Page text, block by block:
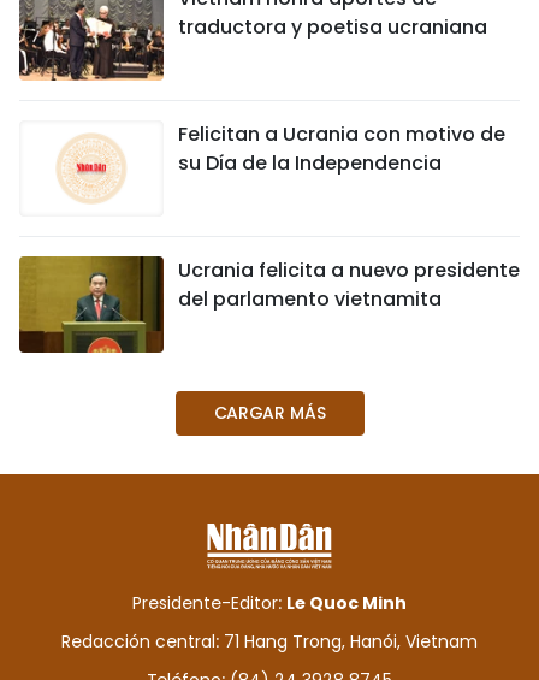
traductora y poetisa ucraniana
Felicitan a Ucrania con motivo de
su Día de la Independencia
Ucrania felicita a nuevo presidente
del parlamento vietnamita
CARGAR MÁS
Presidente-Editor: Le Quoc Minh
Redacción central: 71 Hang Trong, Hanói, Vietnam